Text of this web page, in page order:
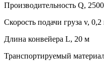
Производительность Q,
Скорость подачи груза v, 0,2
Длина конвейера L, 20 м
Транспортируемый